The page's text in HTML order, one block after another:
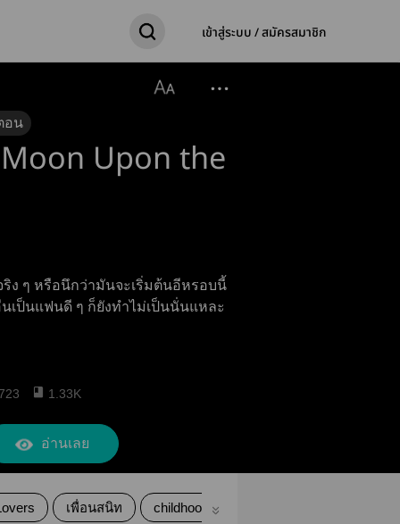
เข้าสู่ระบบ / สมัครสมาชิก
อน
Upon the
หรอบนี้
ป็นแฟนดี ๆ ก็ยังทำไม่เป็นนั่นแหละ
1.33K
อ่านเลย
เพื่อนสนิท childhoodfriends